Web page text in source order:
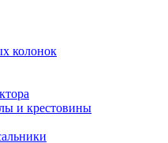
колонок
и крестовины